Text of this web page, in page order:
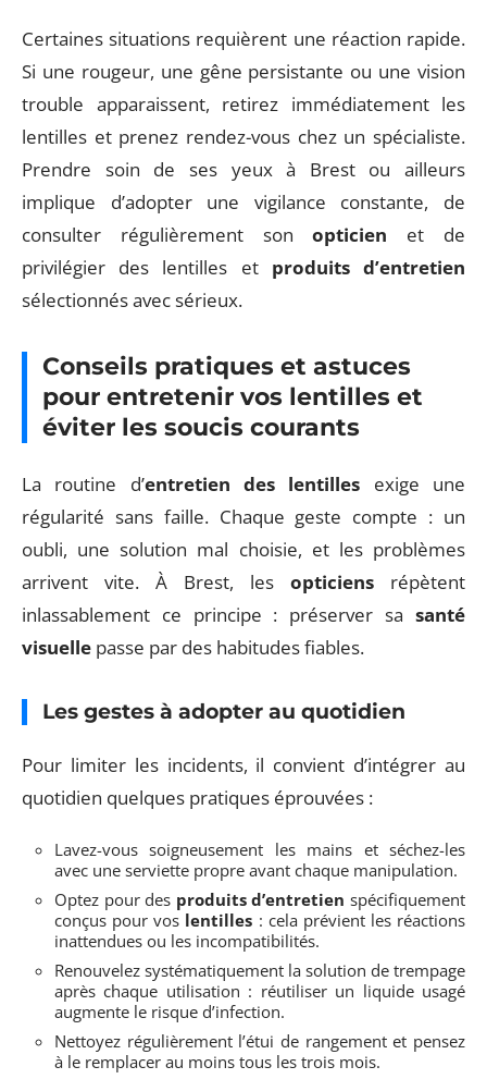
Certaines situations requièrent une réaction rapide.
Si une rougeur, une gêne persistante ou une vision
trouble apparaissent, retirez immédiatement les
lentilles et prenez rendez-vous chez un spécialiste.
Prendre soin de ses yeux à Brest ou ailleurs
implique d’adopter une vigilance constante, de
consulter régulièrement sonopticien et de
privilégier des lentilles et produits d’entretien
sélectionnés avec sérieux.
Conseils pratiques et astuces
pour entretenir vos lentilles et
éviter les soucis courants
La routine d’entretien des lentilles exige une
régularité sans faille. Chaque geste compte : un
oubli, une solution mal choisie, et les problèmes
arrivent vite. À Brest, les opticiens répètent
inlassablement ce principe : préserver sa santé
visuelle passe par des habitudes fiables.
Les gestes à adopter au quotidien
Pour limiter les incidents, il convient d’intégrer au
quotidien quelques pratiques éprouvées :
Lavez-vous soigneusement les mains et séchez-les
avec une serviette propre avant chaque manipulation.
Optez pour des produits d’entretien spécifiquement
conçus pour vos lentilles : cela prévient les réactions
inattendues ou les incompatibilités.
Renouvelez systématiquement la solution de trempage
après chaque utilisation : réutiliser un liquide usagé
augmente le risque d’infection.
Nettoyez régulièrement l’étui de rangement et pensez
à le remplacer au moins tous les trois mois.